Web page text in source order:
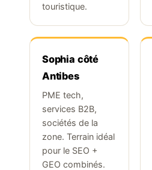
touristique.
Sophia côté
Antibes
PME tech,
services B2B,
sociétés de la
zone. Terrain idéal
pour le SEO +
GEO combinés.